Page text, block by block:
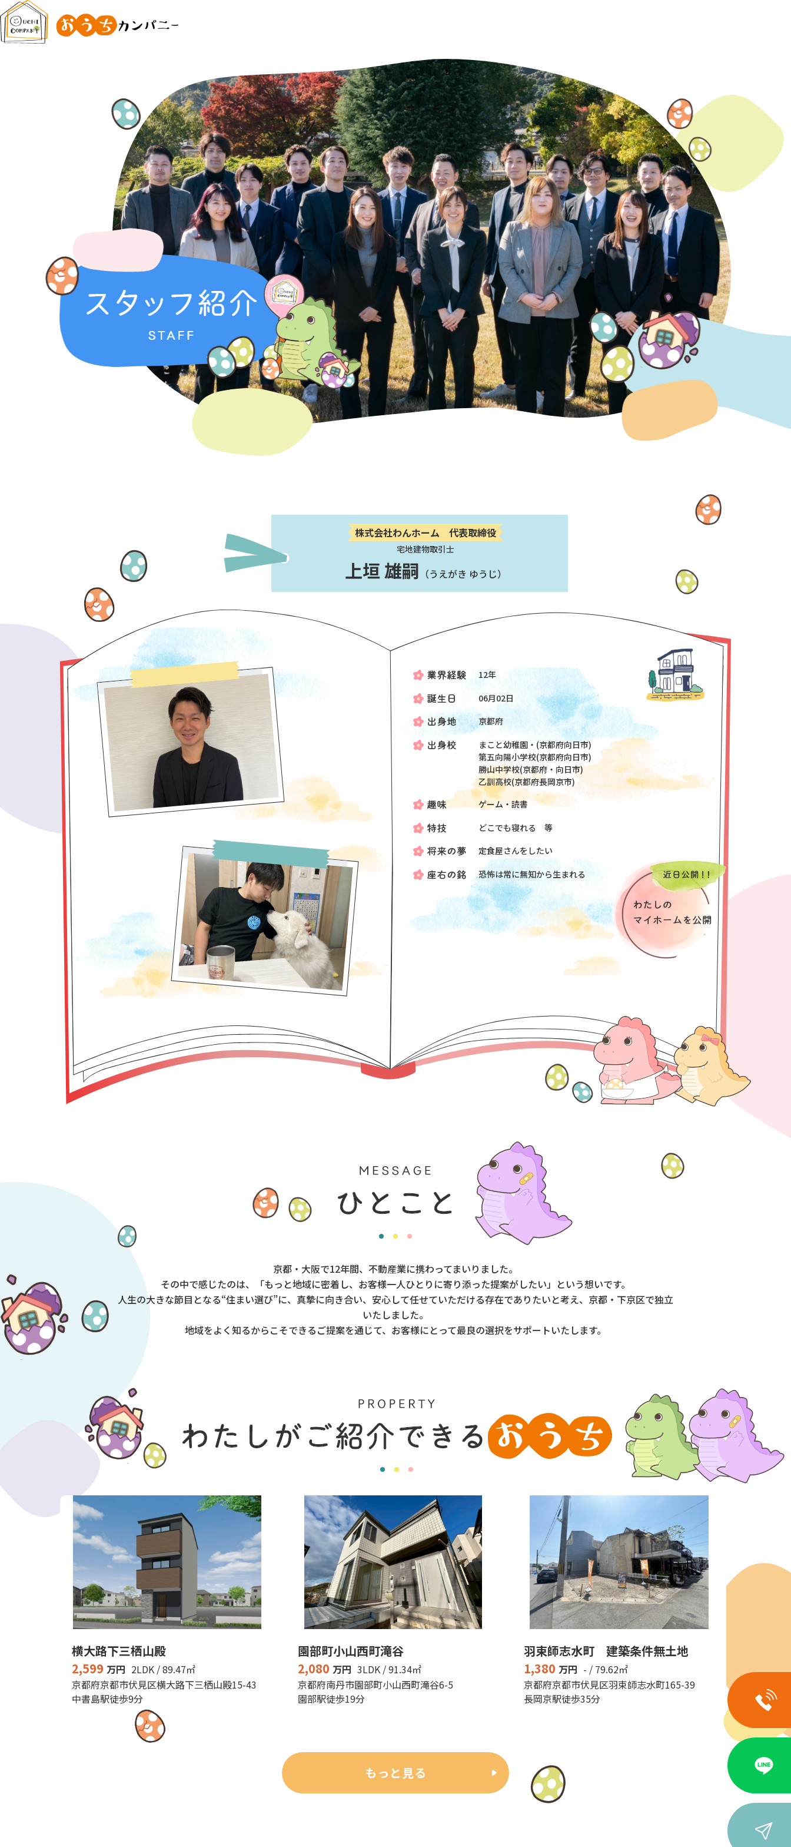
株式会社わんホーム 代表取締役
宅地建物取引士
上垣 雄嗣 （うえがき ゆうじ）
12年
06月02日
京都府
まこと幼稚園・(京都府向日市)
第五向陽小学校(京都府向日市)
勝山中学校(京都府・向日市)
乙訓高校(京都府長岡京市)
ゲーム・読書
どこでも寝れる 等
定食屋さんをしたい
恐怖は常に無知から生まれる
京都・大阪で12年間、不動産業に携わってまいりました。
その中で感じたのは、「もっと地域に密着し、お客様一人ひとりに寄り添った提案がしたい」という想いです。
人生の大きな節目となる“住まい選び”に、真摯に向き合い、安心して任せていただける存在でありたいと考え、京都・下京区で独立
いたしました。
地域をよく知るからこそできるご提案を通じて、お客様にとって最良の選択をサポートいたします。
横大路下三栖山殿
2,599 万円 2LDK / 89.47㎡
京都府京都市伏見区横大路下三栖山殿15-43
中書島駅徒歩9分
園部町小山西町滝谷
2,080 万円 3LDK / 91.34㎡
京都府南丹市園部町小山西町滝谷6-5
園部駅徒歩19分
羽束師志水町 建築条件無土地
1,380 万円 - / 79.62㎡
京都府京都市伏見区羽束師志水町165-39
長岡京駅徒歩35分
もっと見る